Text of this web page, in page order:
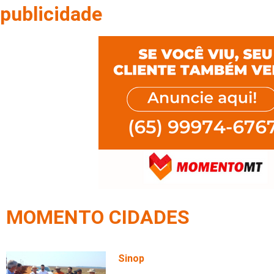
publicidade
MOMENTO CIDADES
Sinop